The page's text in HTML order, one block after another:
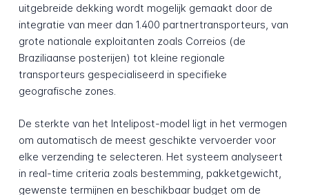
uitgebreide dekking wordt mogelijk gemaakt door de
integratie van meer dan 1.400 partnertransporteurs, van
grote nationale exploitanten zoals Correios (de
Braziliaanse posterijen) tot kleine regionale
transporteurs gespecialiseerd in specifieke
geografische zones.
De sterkte van het Intelipost-model ligt in het vermogen
om automatisch de meest geschikte vervoerder voor
elke verzending te selecteren. Het systeem analyseert
in real-time criteria zoals bestemming, pakketgewicht,
gewenste termijnen en beschikbaar budget om de